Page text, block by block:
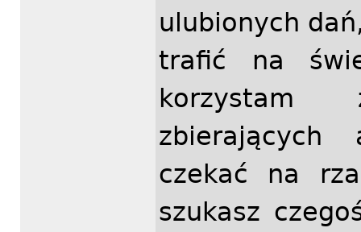
ulubionych
trafić na
korzystam
zbierających
czekać na
szukasz